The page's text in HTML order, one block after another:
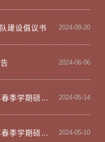
、专业营销方
兼具技术创新
目标1.聚焦珠
建设倡议书 2024-09-20
2024-06-06
位论文答辩公示 2024-05-14
宁波材料所联合培养） 2024-05-10